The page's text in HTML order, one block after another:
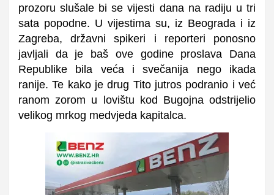
prozoru slušale bi se vijesti dana na radiju u tri
sata popodne. U vijestima su, iz Beograda i iz
Zagreba, državni spikeri i reporteri ponosno
javljali da je baš ove godine proslava Dana
Republike bila veća i svečanija nego ikada
ranije. Te kako je drug Tito jutros podranio i već
ranom zorom u lovištu kod Bugojna odstrijelio
velikog mrkog medvjeda kapitalca.